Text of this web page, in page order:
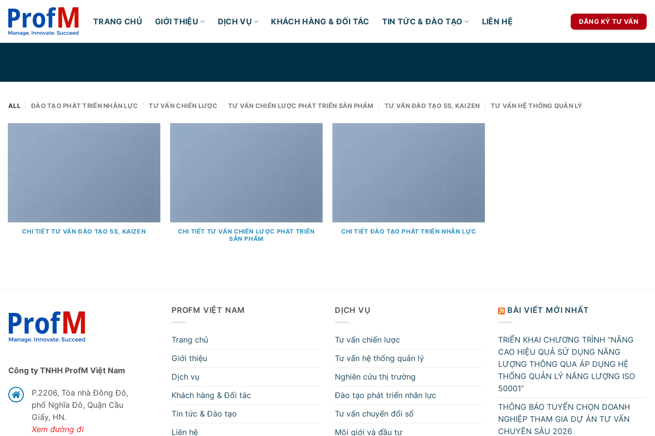
Skip
content
TRANG CHỦ GIỚI THIỆU DỊCH VỤ KHÁCH HÀNG & ĐỐI TÁC TIN TỨC & ĐÀO TẠO LIÊN HỆ ĐĂNG KÝ TƯ VẤN
ALL ĐÀO TẠO PHÁT TRIỂN NHÂN LỰC TƯ VẤN CHIẾN LƯỢC TƯ VẤN CHIẾN LƯỢC PHÁT TRIỂN SẢN PHẨM TƯ VẤN ĐÀO TẠO 5S, KAIZEN TƯ VẤN HỆ THỐNG QUẢN LÝ
CHI TIẾT TƯ VẤN ĐÀO TẠO 5S, KAIZEN
CHI TIẾT TƯ VẤN CHIẾN LƯỢC PHÁT TRIỂN
SẢN PHẨM
CHI TIẾT ĐÀO TẠO PHÁT TRIỂN NHÂN LỰC
Công ty TNHH ProfM Việt Nam
P.2206, Tòa nhà Đông Đô,
phố Nghĩa Đô, Quận Cầu
Giấy, HN.
Xem đường đi
PROFM VIỆT NAM
Trang chủ
Giới thiệu
Dịch vụ
Khách hàng & Đối tác
Tin tức & Đào tạo
Liên hệ
DỊCH VỤ
Tư vấn chiến lược
Tư vấn hệ thống quản lý
Nghiên cứu thị trường
Đào tạo phát triển nhân lực
Tư vấn chuyển đổi số
Môi giới và đầu tư
BÀI VIẾT MỚI NHẤT
TRIỂN KHAI CHƯƠNG TRÌNH “NÂNG
CAO HIỆU QUẢ SỬ DỤNG NĂNG
LƯỢNG THÔNG QUA ÁP DỤNG HỆ
THỐNG QUẢN LÝ NĂNG LƯỢNG ISO
50001”
THÔNG BÁO TUYỂN CHỌN DOANH
NGHIỆP THAM GIA DỰ ÁN TƯ VẤN
CHUYÊN SÂU 2026